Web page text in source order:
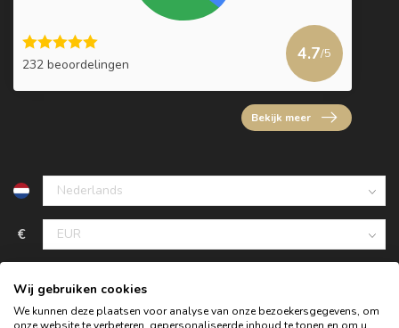
232 beoordelingen
4.7/5
Bekijk meer
€
Wij gebruiken cookies
We kunnen deze plaatsen voor analyse van onze bezoekersgegevens, om